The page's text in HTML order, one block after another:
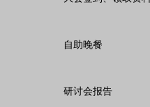
自助晚餐
研讨会报告